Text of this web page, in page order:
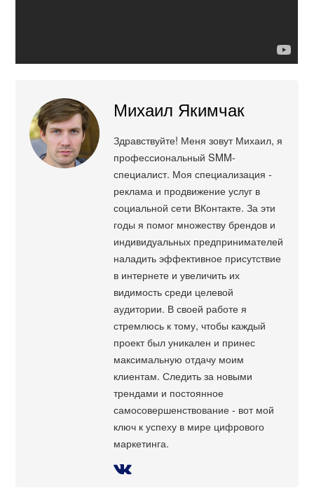
Михаил Якимчак
Здравствуйте! Меня зовут Михаил, я
профессиональный SMM-
специалист. Моя специализация -
реклама и продвижение услуг в
социальной сети ВКонтакте. За эти
годы я помог множеству брендов и
индивидуальных предпринимателей
наладить эффективное присутствие
в интернете и увеличить их
видимость среди целевой
аудитории. В своей работе я
стремлюсь к тому, чтобы каждый
проект был уникален и принес
максимальную отдачу моим
клиентам. Следить за новыми
трендами и постоянное
самосовершенствование - вот мой
ключ к успеху в мире цифрового
маркетинга.